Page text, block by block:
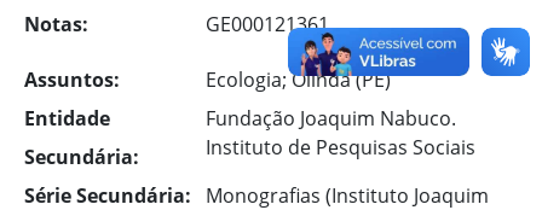
Notas:
GE000121361
Assuntos:
Ecologia; Olinda (PE)
Entidade
Secundária:
Fundação Joaquim Nabuco.
Instituto de Pesquisas Sociais
Série Secundária:
Monografias (Instituto Joaquim